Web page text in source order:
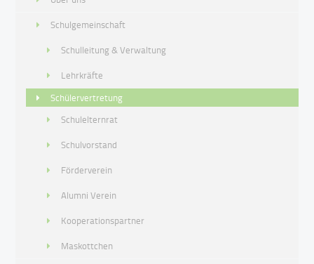
Schulgemeinschaft
Schulleitung & Verwaltung
Lehrkräfte
Schülervertretung
Schulelternrat
Schulvorstand
Förderverein
Alumni Verein
Kooperationspartner
Maskottchen